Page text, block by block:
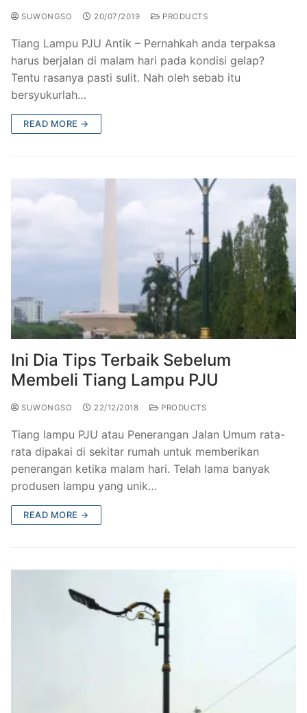
SUWONGSO 20/07/2019 PRODUCTS
Tiang Lampu PJU Antik – Pernahkah anda terpaksa
harus berjalan di malam hari pada kondisi gelap?
Tentu rasanya pasti sulit. Nah oleh sebab itu
bersyukurlah…
READ MORE →
Ini Dia Tips Terbaik Sebelum
Membeli Tiang Lampu PJU
SUWONGSO 22/12/2018 PRODUCTS
Tiang lampu PJU atau Penerangan Jalan Umum rata-
rata dipakai di sekitar rumah untuk memberikan
penerangan ketika malam hari. Telah lama banyak
produsen lampu yang unik…
READ MORE →